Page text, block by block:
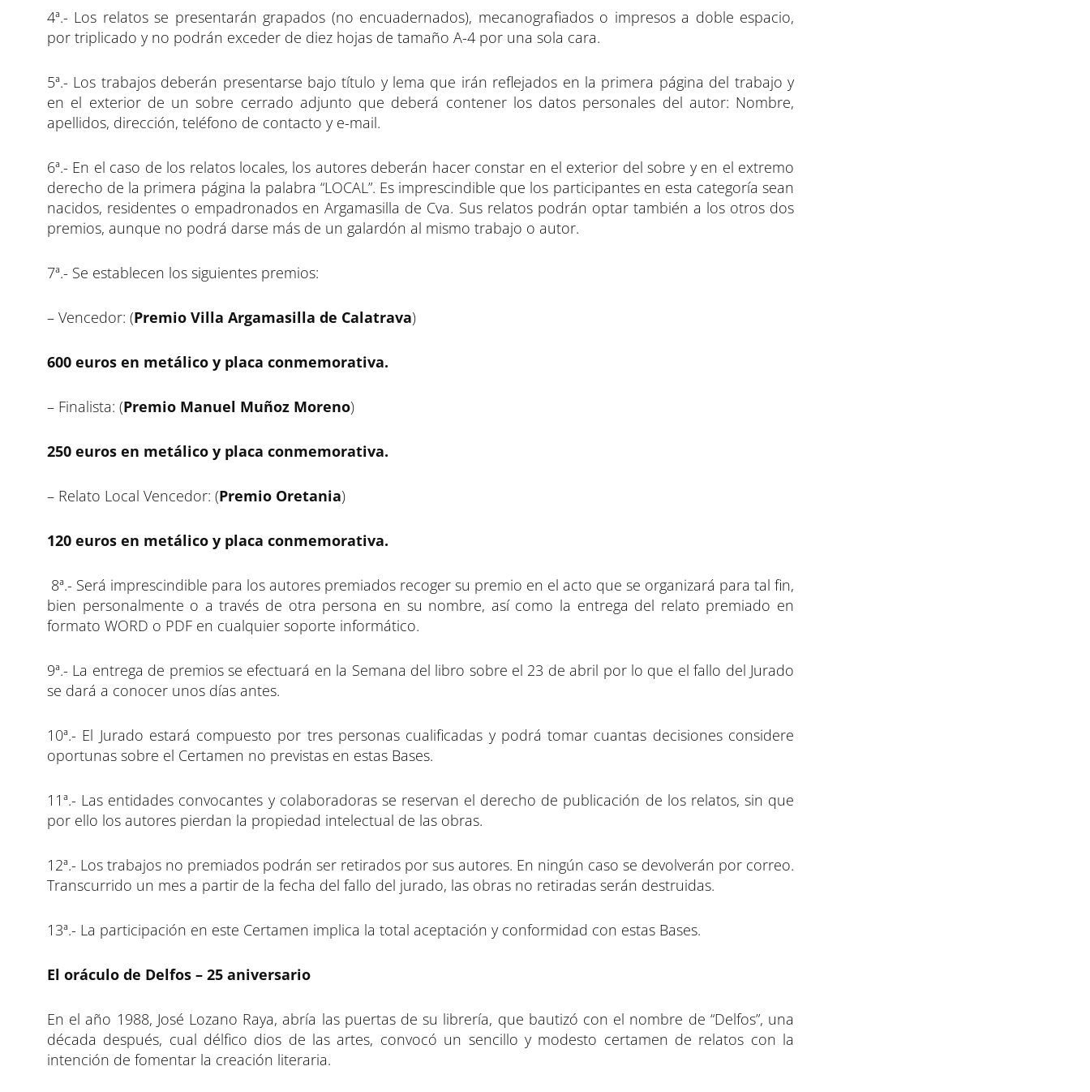
4ª.- Los relatos se presentarán grapados (no encuadernados), mecanografiados o impresos a doble espacio,
por triplicado y no podrán exceder de diez hojas de tamaño A-4 por una sola cara.
5ª.- Los trabajos deberán presentarse bajo título y lema que irán reflejados en la primera página del trabajo y
en el exterior de un sobre cerrado adjunto que deberá contener los datos personales del autor: Nombre,
apellidos, dirección, teléfono de contacto y e-mail.
6ª.- En el caso de los relatos locales, los autores deberán hacer constar en el exterior del sobre y en el extremo
derecho de la primera página la palabra “LOCAL”. Es imprescindible que los participantes en esta categoría sean
nacidos, residentes o empadronados en Argamasilla de Cva. Sus relatos podrán optar también a los otros dos
premios, aunque no podrá darse más de un galardón al mismo trabajo o autor.
7ª.- Se establecen los siguientes premios:
– Vencedor: (Premio Villa Argamasilla de Calatrava)
600 euros en metálico y placa conmemorativa.
– Finalista: (Premio Manuel Muñoz Moreno)
250 euros en metálico y placa conmemorativa.
– Relato Local Vencedor: (Premio Oretania)
120 euros en metálico y placa conmemorativa.
8ª.- Será imprescindible para los autores premiados recoger su premio en el acto que se organizará para tal fin,
bien personalmente o a través de otra persona en su nombre, así como la entrega del relato premiado en
formato WORD o PDF en cualquier soporte informático.
9ª.- La entrega de premios se efectuará en la Semana del libro sobre el 23 de abril por lo que el fallo del Jurado
se dará a conocer unos días antes.
10ª.- El Jurado estará compuesto por tres personas cualificadas y podrá tomar cuantas decisiones considere
oportunas sobre el Certamen no previstas en estas Bases.
11ª.- Las entidades convocantes y colaboradoras se reservan el derecho de publicación de los relatos, sin que
por ello los autores pierdan la propiedad intelectual de las obras.
12ª.- Los trabajos no premiados podrán ser retirados por sus autores. En ningún caso se devolverán por correo.
Transcurrido un mes a partir de la fecha del fallo del jurado, las obras no retiradas serán destruidas.
13ª.- La participación en este Certamen implica la total aceptación y conformidad con estas Bases.
El oráculo de Delfos – 25 aniversario
En el año 1988, José Lozano Raya, abría las puertas de su librería, que bautizó con el nombre de “Delfos”, una
década después, cual délfico dios de las artes, convocó un sencillo y modesto certamen de relatos con la
intención de fomentar la creación literaria.